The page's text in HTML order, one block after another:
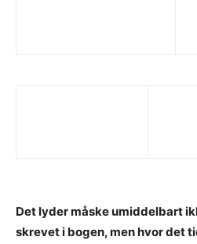
Det lyder måske umiddelbart
skrevet i bogen, men hvor det